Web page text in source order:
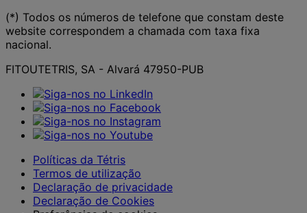
(*) Todos os números de telefone que constam deste
website correspondem a chamada com taxa fixa
nacional.
FITOUTETRIS, SA - Alvará 47950-PUB
Políticas da Tétris
Termos de utilização
Declaração de privacidade
Declaração de Cookies